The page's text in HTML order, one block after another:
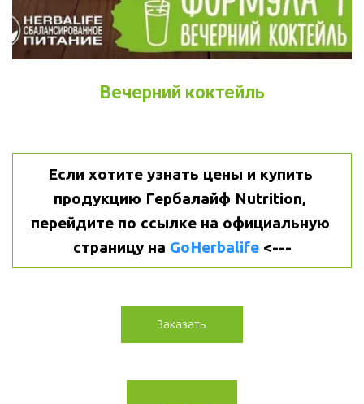
Вечерний коктейль
Если хотите узнать цены и купить
продукцию Гербалайф Nutrition,
перейдите по ссылке на официальную
страницу на GoHerbalife <---
Заказать